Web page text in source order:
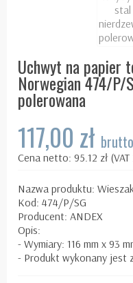
Uchwyt na papier
Norwegian 474/P/
polerowana
117,00 zł brutto
Cena netto: 95.12 zł (VAT
Nazwa produktu:
Kod: 474/P/SG
Producent: ANDEX
Opis:
- Wymiary: 116 mm x 93
- Produkt wykonany jest